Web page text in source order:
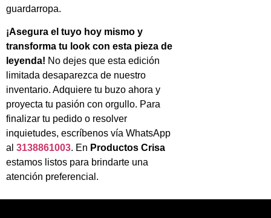
guardarropa.
¡Asegura el tuyo hoy mismo y
transforma tu look con esta pieza de
leyenda! No dejes que esta edición
limitada desaparezca de nuestro
inventario. Adquiere tu buzo ahora y
proyecta tu pasión con orgullo. Para
finalizar tu pedido o resolver
inquietudes, escríbenos vía WhatsApp
al 3138861003. En Productos Crisa
estamos listos para brindarte una
atención preferencial.